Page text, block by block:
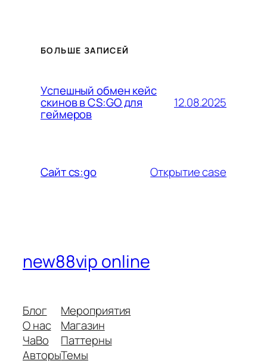
БОЛЬШЕ ЗАПИСЕЙ
Успешный обмен кейс
скинов в CS:GO для
геймеров
12.08.2025
Сайт cs:go Открытие case
new88vip online
Блог
О нас
ЧаВо
Авторы
Мероприятия
Магазин
Паттерны
Темы